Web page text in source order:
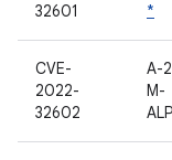
32601
*
CVE-
2022-
32602
A-
M-